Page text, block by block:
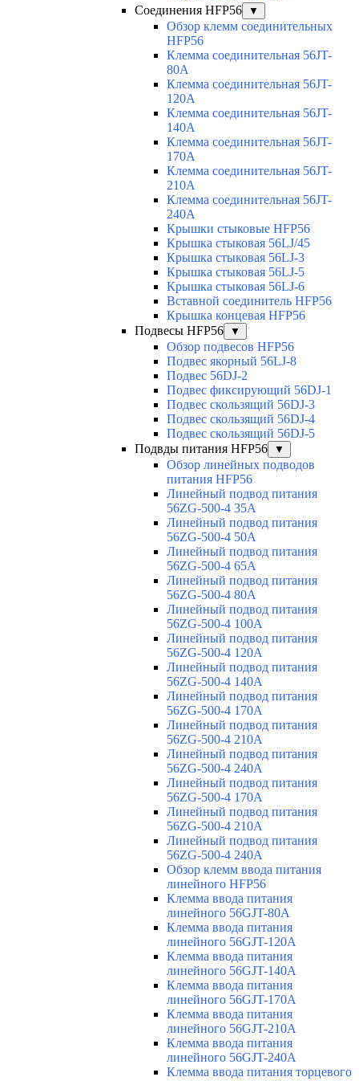
Соединения HFP56
▼
Обзор клемм соединительных
HFP56
Клемма соединительная 56JT-
80A
Клемма соединительная 56JT-
120A
Клемма соединительная 56JT-
140A
Клемма соединительная 56JT-
170A
Клемма соединительная 56JT-
210A
Клемма соединительная 56JT-
240A
Крышки стыковые HFP56
Крышка стыковая 56LJ/45
Крышка стыковая 56LJ-3
Крышка стыковая 56LJ-5
Крышка стыковая 56LJ-6
Вставной соединитель HFP56
Крышка концевая HFP56
Подвесы HFP56
▼
Обзор подвесов HFP56
Подвес якорный 56LJ-8
Подвес 56DJ-2
Подвес фиксирующий 56DJ-1
Подвес скользящий 56DJ-3
Подвес скользящий 56DJ-4
Подвес скользящий 56DJ-5
Подвды питания HFP56
▼
Обзор линейных подводов
питания HFP56
Линейный подвод питания
56ZG-500-4 35A
Линейный подвод питания
56ZG-500-4 50A
Линейный подвод питания
56ZG-500-4 65A
Линейный подвод питания
56ZG-500-4 80A
Линейный подвод питания
56ZG-500-4 100A
Линейный подвод питания
56ZG-500-4 120A
Линейный подвод питания
56ZG-500-4 140A
Линейный подвод питания
56ZG-500-4 170A
Линейный подвод питания
56ZG-500-4 210A
Линейный подвод питания
56ZG-500-4 240A
Линейный подвод питания
56ZG-500-4 170A
Линейный подвод питания
56ZG-500-4 210A
Линейный подвод питания
56ZG-500-4 240A
Обзор клемм ввода питания
линейного HFP56
Клемма ввода питания
линейного 56GJT-80A
Клемма ввода питания
линейного 56GJT-120A
Клемма ввода питания
линейного 56GJT-140A
Клемма ввода питания
линейного 56GJT-170A
Клемма ввода питания
линейного 56GJT-210A
Клемма ввода питания
линейного 56GJT-240A
Клемма ввода питания торцевого